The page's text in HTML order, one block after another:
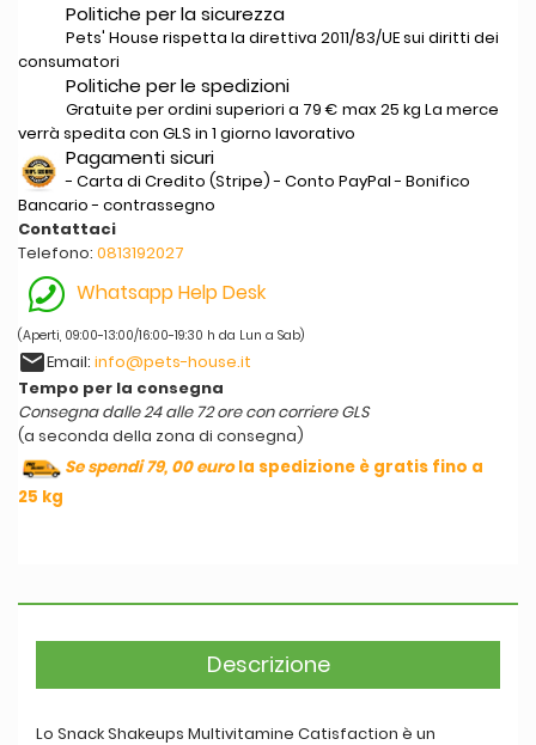
Politiche per la sicurezza
Pets' House rispetta la direttiva 2011/83/UE sui diritti dei
consumatori
Politiche per le spedizioni
Gratuite per ordini superiori a 79 € max 25 kg La merce
verrà spedita con GLS in 1 giorno lavorativo
Pagamenti sicuri
- Carta di Credito (Stripe) - Conto PayPal - Bonifico
Bancario - contrassegno
Contattaci
Telefono: 0813192027
Whatsapp Help Desk
(Aperti, 09:00-13:00/16:00-19:30 h da Lun a Sab)
emailEmail: info@pets-house.it
Tempo per la consegna
Consegna dalle 24 alle 72 ore con corriere GLS
(a seconda della zona di consegna)
Se spendi 79, 00 eurola spedizione è gratis fino a
25 kg
Descrizione
Lo Snack Shakeups Multivitamine Catisfaction è un